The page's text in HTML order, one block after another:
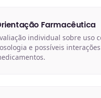
Farmacêutica
individual sobre uso
e possíveis